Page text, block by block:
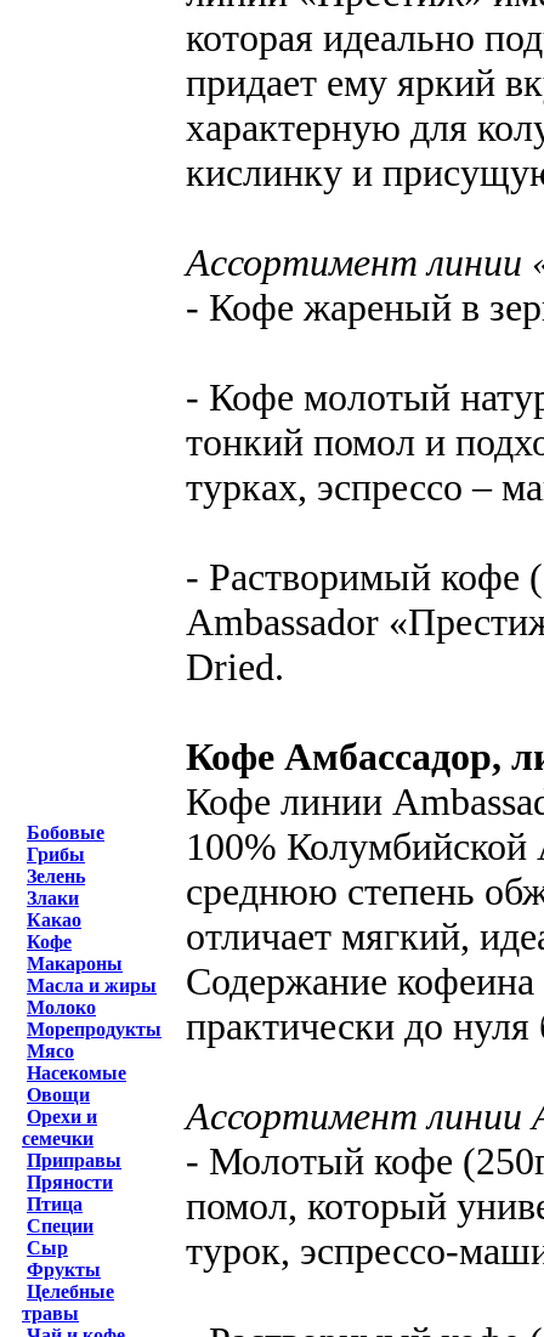
Бобовые
Грибы
Зелень
Злаки
Какао
Кофе
Макароны
Масла и жиры
Молоко
Морепродукты
Мясо
Насекомые
Овощи
Орехи и
семечки
Приправы
Пряности
Птица
Специи
Сыр
Фрукты
Целебные
травы
которая идеально
придает ему яркий
характерную для
кислинку и
Ассортимент
- Кофе жареный в
- Кофе молотый
тонкий помол и
турках, эспрессо –
- Растворимый кофе
Ambassador
Dried.
Кофе Амбассадор,
Кофе линии
100%
среднюю степень
отличает мягкий,
Содержание
практически до нуля
Ассортимент линии
- Молотый кофе
помол, который
турок, эспрессо-